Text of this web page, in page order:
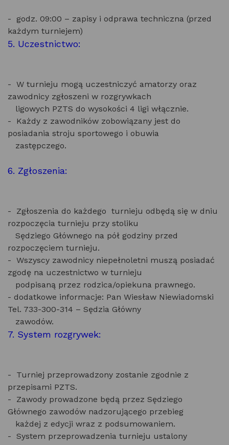
- godz. 09:00 – zapisy i odprawa techniczna (przed
każdym turniejem)
5. Uczestnictwo:
- W turnieju mogą uczestniczyć amatorzy oraz
zawodnicy zgłoszeni w rozgrywkach
ligowych PZTS do wysokości 4 ligi włącznie.
- Każdy z zawodników zobowiązany jest do
posiadania stroju sportowego i obuwia
zastępczego.
6. Zgłoszenia:
- Zgłoszenia do każdego turnieju odbędą się w dniu
rozpoczęcia turnieju przy stoliku
Sędziego Głównego na pół godziny przed
rozpoczęciem turnieju.
- Wszyscy zawodnicy niepełnoletni muszą posiadać
zgodę na uczestnictwo w turnieju
podpisaną przez rodzica/opiekuna prawnego.
- dodatkowe informacje: Pan Wiesław Niewiadomski
Tel. 733-300-314 – Sędzia Główny
zawodów.
7. System rozgrywek:
- Turniej przeprowadzony zostanie zgodnie z
przepisami PZTS.
- Zawody prowadzone będą przez Sędziego
Głównego zawodów nadzorującego przebieg
każdej z edycji wraz z podsumowaniem.
- System przeprowadzenia turnieju ustalony